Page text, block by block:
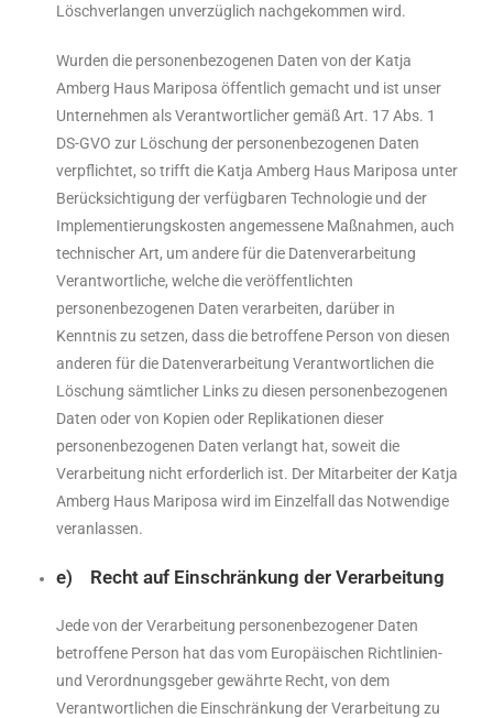
Löschverlangen unverzüglich nachgekommen wird.
Wurden die personenbezogenen Daten von der Katja
Amberg Haus Mariposa öffentlich gemacht und ist unser
Unternehmen als Verantwortlicher gemäß Art. 17 Abs. 1
DS-GVO zur Löschung der personenbezogenen Daten
verpflichtet, so trifft die Katja Amberg Haus Mariposa unter
Berücksichtigung der verfügbaren Technologie und der
Implementierungskosten angemessene Maßnahmen, auch
technischer Art, um andere für die Datenverarbeitung
Verantwortliche, welche die veröffentlichten
personenbezogenen Daten verarbeiten, darüber in
Kenntnis zu setzen, dass die betroffene Person von diesen
anderen für die Datenverarbeitung Verantwortlichen die
Löschung sämtlicher Links zu diesen personenbezogenen
Daten oder von Kopien oder Replikationen dieser
personenbezogenen Daten verlangt hat, soweit die
Verarbeitung nicht erforderlich ist. Der Mitarbeiter der Katja
Amberg Haus Mariposa wird im Einzelfall das Notwendige
veranlassen.
e) Recht auf Einschränkung der Verarbeitung
Jede von der Verarbeitung personenbezogener Daten
betroffene Person hat das vom Europäischen Richtlinien-
und Verordnungsgeber gewährte Recht, von dem
Verantwortlichen die Einschränkung der Verarbeitung zu